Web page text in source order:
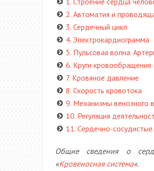
2. Автоматия и
3. Сердечный цикл
4. Электрокардиограмма
5. Пульсовая волна.
6. Круги кровообращения
7. Кровяное давление
8. Скорость кровотока
9. Механизмы венозного
10. Регуляция
11. Сердечно-
Общие сведения о
«Кровеносная система«.